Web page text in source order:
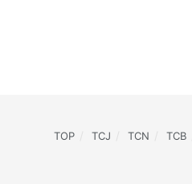
TOP TCJ TCN TCB